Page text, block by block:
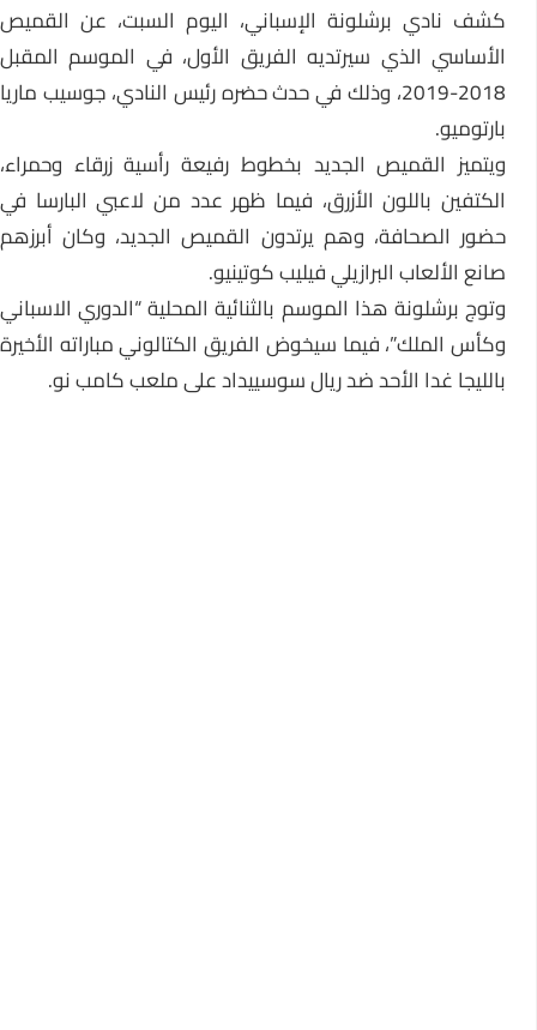
كشف نادي برشلونة الإسباني، اليوم السبت، عن القميص
الأساسي الذي سيرتديه الفريق الأول، في الموسم المقبل
2018-2019، وذلك في حدث حضره رئيس النادي، جوسيب ماريا
بارتوميو.
ويتميز القميص الجديد بخطوط رفيعة رأسية زرقاء وحمراء،
الكتفين باللون الأزرق، فيما ظهر عدد من لاعبي البارسا في
حضور الصحافة، وهم يرتدون القميص الجديد، وكان أبرزهم
صانع الألعاب البرازيلي فيليب كوتينيو.
وتوج برشلونة هذا الموسم بالثنائية المحلية “الدوري الاسباني
وكأس الملك”، فيما سيخوض الفريق الكتالوني مباراته الأخيرة
بالليجا غدا الأحد ضد ريال سوسييداد على ملعب كامب نو.